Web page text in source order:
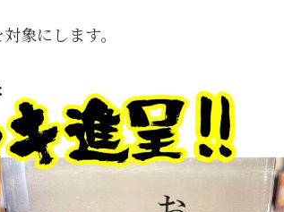
象にします。